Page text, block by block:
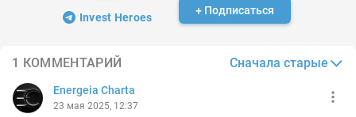
Invest Heroes
+ Подписаться
1 КОММЕНТАРИЙ Сначала старые
Energeia Charta
23 мая 2025, 12:37